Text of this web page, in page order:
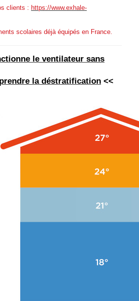
clients : https://www.exhale-
scolaires déjà équipés en France.
le ventilateur sans
la déstratification <<